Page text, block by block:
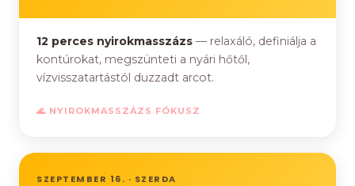
12 perces nyirokmasszázs — relaxáló, definiálja a
kontúrokat, megszünteti a nyári hőtől,
vízvisszatartástól duzzadt arcot.
🌊 NYIROKMASSZÁZS FÓKUSZ
SZEPTEMBER 16. · SZERDA